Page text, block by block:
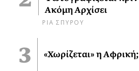
Ακόμη Αρχίσει
ΡΙΑ ΣΠΥΡΟΥ
«Χωρίζεται» η Αφρική;